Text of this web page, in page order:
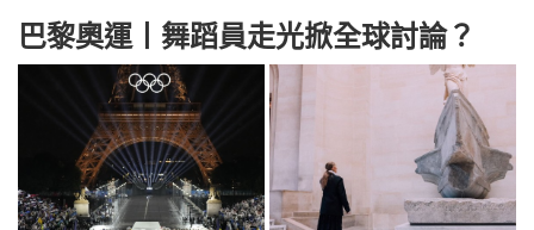
巴黎奧運丨舞蹈員走光掀全球討論？